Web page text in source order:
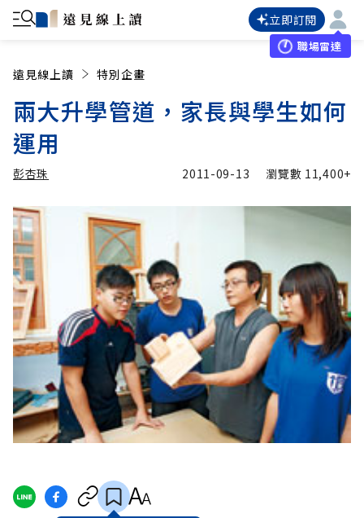
立即訂閱
職場雷達
遠見線上讀 特別企畫
兩大升學管道，家長與學生如何
運用
彭杏珠
彭杏珠
2011-09-13 瀏覽數 11,400+